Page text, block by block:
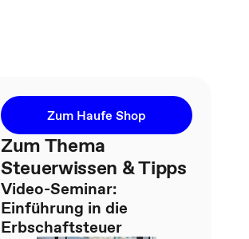
Zum Haufe Shop
Zum Thema
Steuerwissen & Tipps
Video-Seminar:
Einführung in die
Erbschaftsteuer